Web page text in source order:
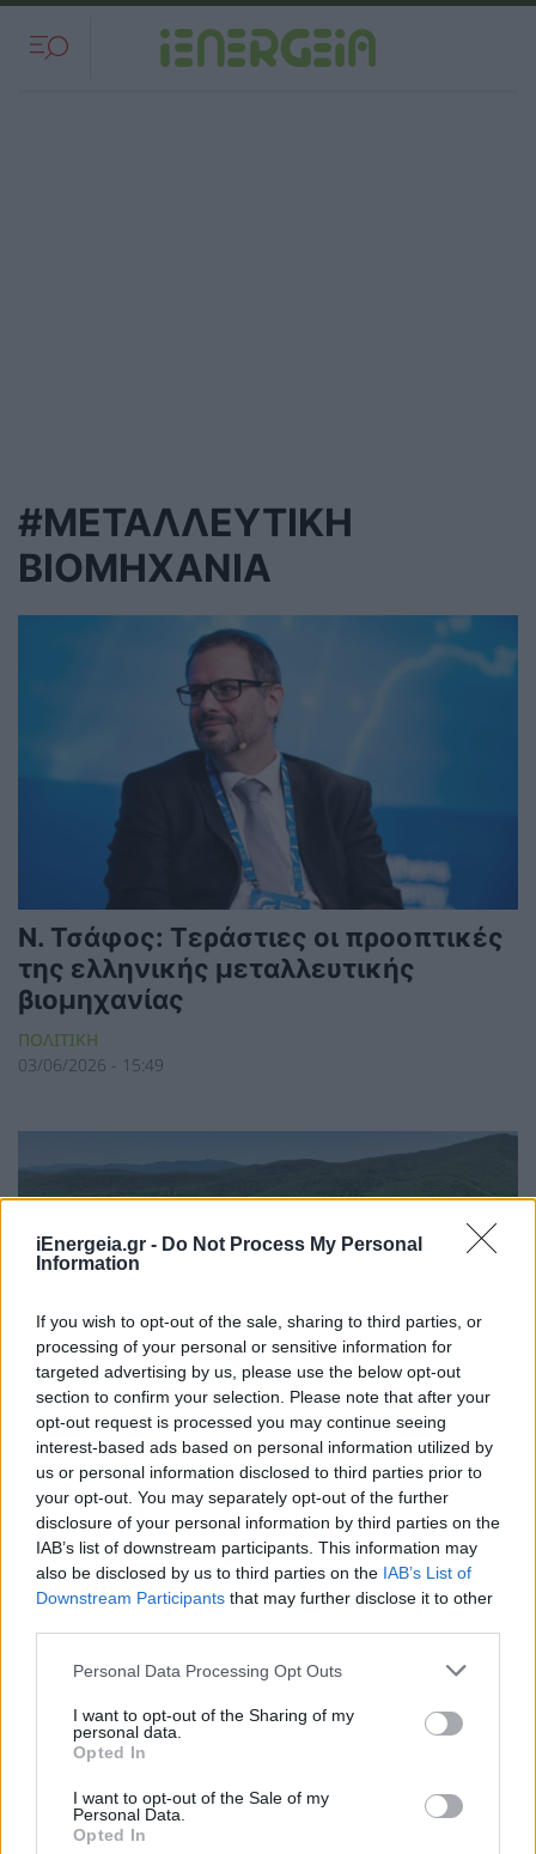
iEnergeia.gr - Do Not Process My Personal
Information
If you wish to opt-out of the sale, sharing to third parties, or
processing of your personal or sensitive information for
targeted advertising by us, please use the below opt-out
section to confirm your selection. Please note that after your
opt-out request is processed you may continue seeing
interest-based ads based on personal information utilized by
us or personal information disclosed to third parties prior to
your opt-out. You may separately opt-out of the further
disclosure of your personal information by third parties on the
IAB’s list of downstream participants. This information may
also be disclosed by us to third parties on the IAB’s List of
Downstream Participants that may further disclose it to other
Personal Data Processing Opt Outs
I want to opt-out of the Sharing of my
personal data.
Opted In
I want to opt-out of the Sale of my
Personal Data.
Opted In
#ΜΕΤΑΛΛΕΥΤΙΚΗ
ΒΙΟΜΗΧΑΝΙΑ
Ν. Τσάφος: Τεράστιες οι προοπτικές
της ελληνικής μεταλλευτικής
βιομηχανίας
ΠΟΛΙΤΙΚΗ
03/06/2026 - 15:49
Ελληνικός Χρυσός και Μεταλλεία
Θράκης στην 89η ΔΕΘ: Μια
διαδραστική εμπειρία στο μέλλον
της μεταλλευτικής βιομηχανία